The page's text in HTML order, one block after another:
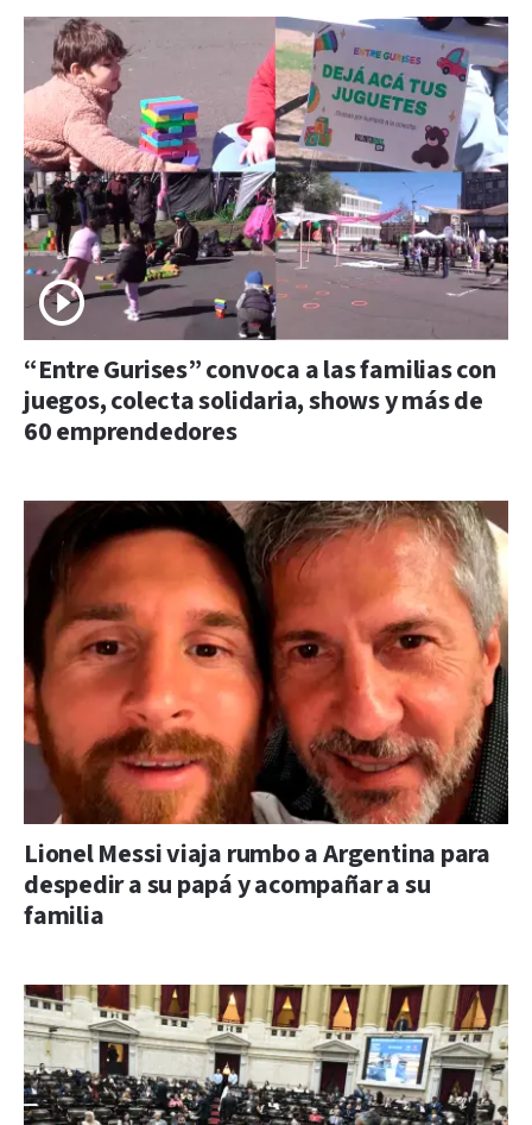
“Entre Gurises” convoca a las familias con
juegos, colecta solidaria, shows y más de
60 emprendedores
Lionel Messi viaja rumbo a Argentina para
despedir a su papá y acompañar a su
familia